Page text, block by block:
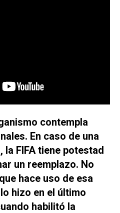
contempla
En caso de una
la FIFA tiene potestad
un reemplazo. No
hace uso de esa
hizo en el último
habilitó la